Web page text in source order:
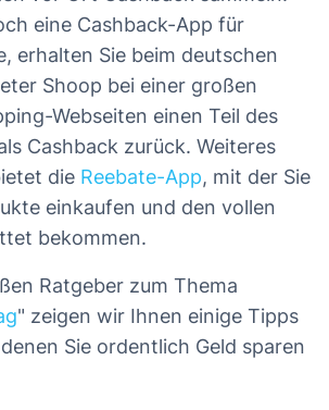
eine Cashback-App für
erhalten Sie beim deutschen
Shoop bei einer großen
Webseiten einen Teil des
Cashback zurück. Weiteres
die Reebate-App, mit der Sie
einkaufen und den vollen
bekommen.
Ratgeber zum Thema
" zeigen wir Ihnen einige Tipps
Sie ordentlich Geld sparen